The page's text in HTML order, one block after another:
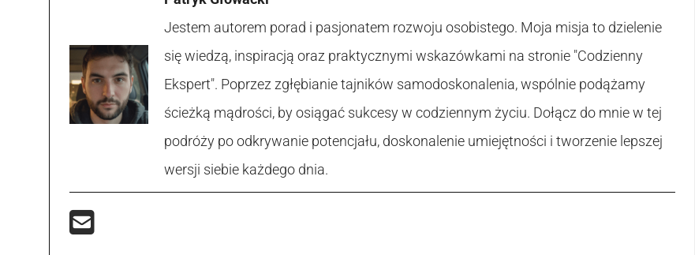
Jestem autorem porad i pasjonatem rozwoju osobistego. Moja misja to dzielenie
się wiedzą, inspiracją oraz praktycznymi wskazówkami na stronie "Codzienny
Ekspert". Poprzez zgłębianie tajników samodoskonalenia, wspólnie podążamy
ścieżką mądrości, by osiągać sukcesy w codziennym życiu. Dołącz do mnie w tej
podróży po odkrywanie potencjału, doskonalenie umiejętności i tworzenie lepszej
wersji siebie każdego dnia.